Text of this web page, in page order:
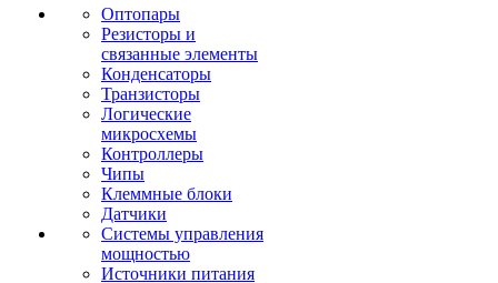
Оптопары
Резисторы и
связанные элементы
Конденсаторы
Транзисторы
Логические
микросхемы
Контроллеры
Чипы
Клеммные блоки
Датчики
Системы управления
мощностью
Источники питания